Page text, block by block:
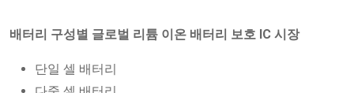
배터리 구성별 글로벌 리튬 이온 배터리 보호 IC 시장
단일 셀 배터리